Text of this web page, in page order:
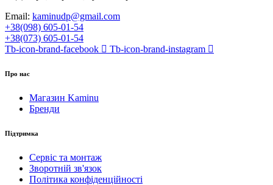
Email: kaminudp@gmail.com
+38(098) 605-01-54
+38(073) 605-01-54
Tb-icon-brand-facebook
Tb-icon-brand-instagram
Про нас
Магазин Kaminu
Бренди
Підтримка
Сервіс та монтаж
Зворотній зв'язок
Політика конфіденційності